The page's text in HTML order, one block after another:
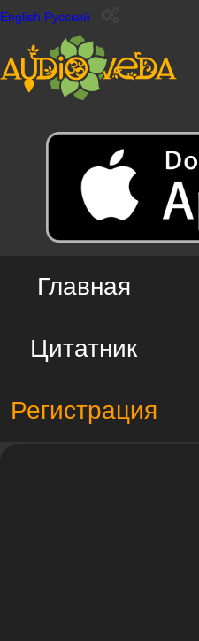
English Русский
Главная
Цитатник
Регистрация